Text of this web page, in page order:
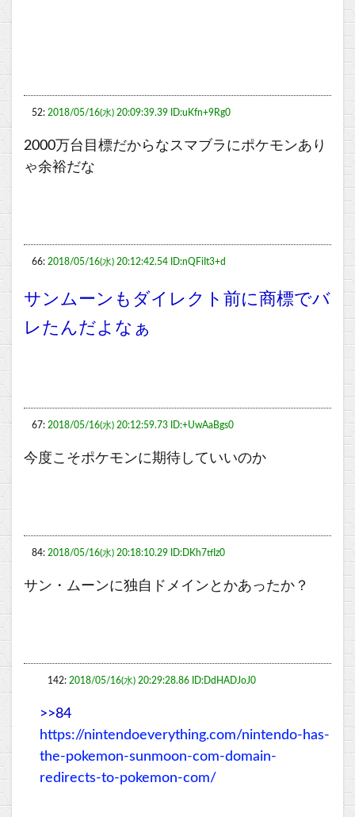
52: 2018/05/16(水) 20:09:39.39 ID:uKfn+9Rg0
2000万台目標だからなスマブラにポケモンあり
ゃ余裕だな
66: 2018/05/16(水) 20:12:42.54 ID:nQFiIt3+d
サンムーンもダイレクト前に商標でバ
レたんだよなぁ
67: 2018/05/16(水) 20:12:59.73 ID:+UwAaBgs0
今度こそポケモンに期待していいのか
84: 2018/05/16(水) 20:18:10.29 ID:DKh7tfIz0
サン・ムーンに独自ドメインとかあったか？
142: 2018/05/16(水) 20:29:28.86 ID:DdHADJoJ0
>>84
https://nintendoeverything.com/nintendo-has-
the-pokemon-sunmoon-com-domain-
redirects-to-pokemon-com/